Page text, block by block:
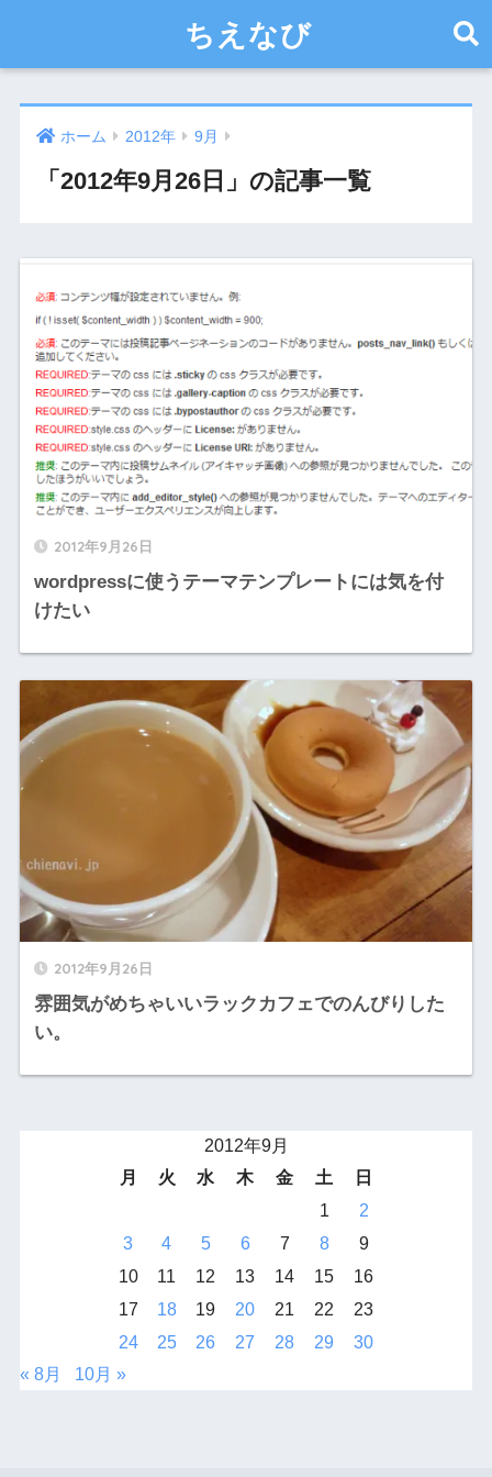
ちえなび
ホーム 2012年 9月
「2012年9月26日」の記事一覧
2012年9月26日
wordpressに使うテーマテンプレートには気を付
けたい
2012年9月26日
雰囲気がめちゃいいラックカフェでのんびりした
い。
2012年9月
月
火 水 木 金 土
日
1
2
3
4 5 6 7 8
9
10
11 12 13 14 15
16
17
18 19 20 21 22
23
24
25 26 27 28 29
30
« 8月
10月 »